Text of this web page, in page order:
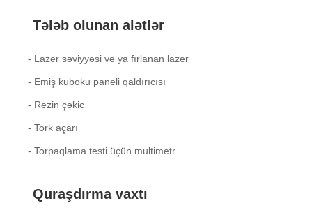
Tələb olunan alətlər
- Lazer səviyyəsi və ya fırlanan lazer
- Emiş kuboku paneli qaldırıcısı
- Rezin çəkic
- Tork açarı
- Torpaqlama testi üçün multimetr
Quraşdırma vaxtı